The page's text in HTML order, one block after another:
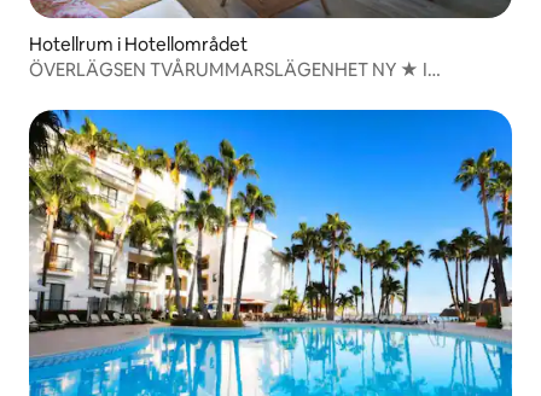
Hotellrum i Hotellområdet
ÖVERLÄGSEN TVÅRUMMARSLÄGENHET NY ★ I